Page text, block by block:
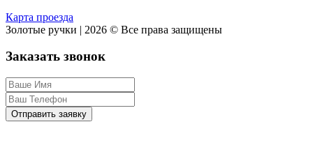
Карта проезда
Золотые ручки | 2026 © Все права защищены
Заказать звонок
Отправить заявку